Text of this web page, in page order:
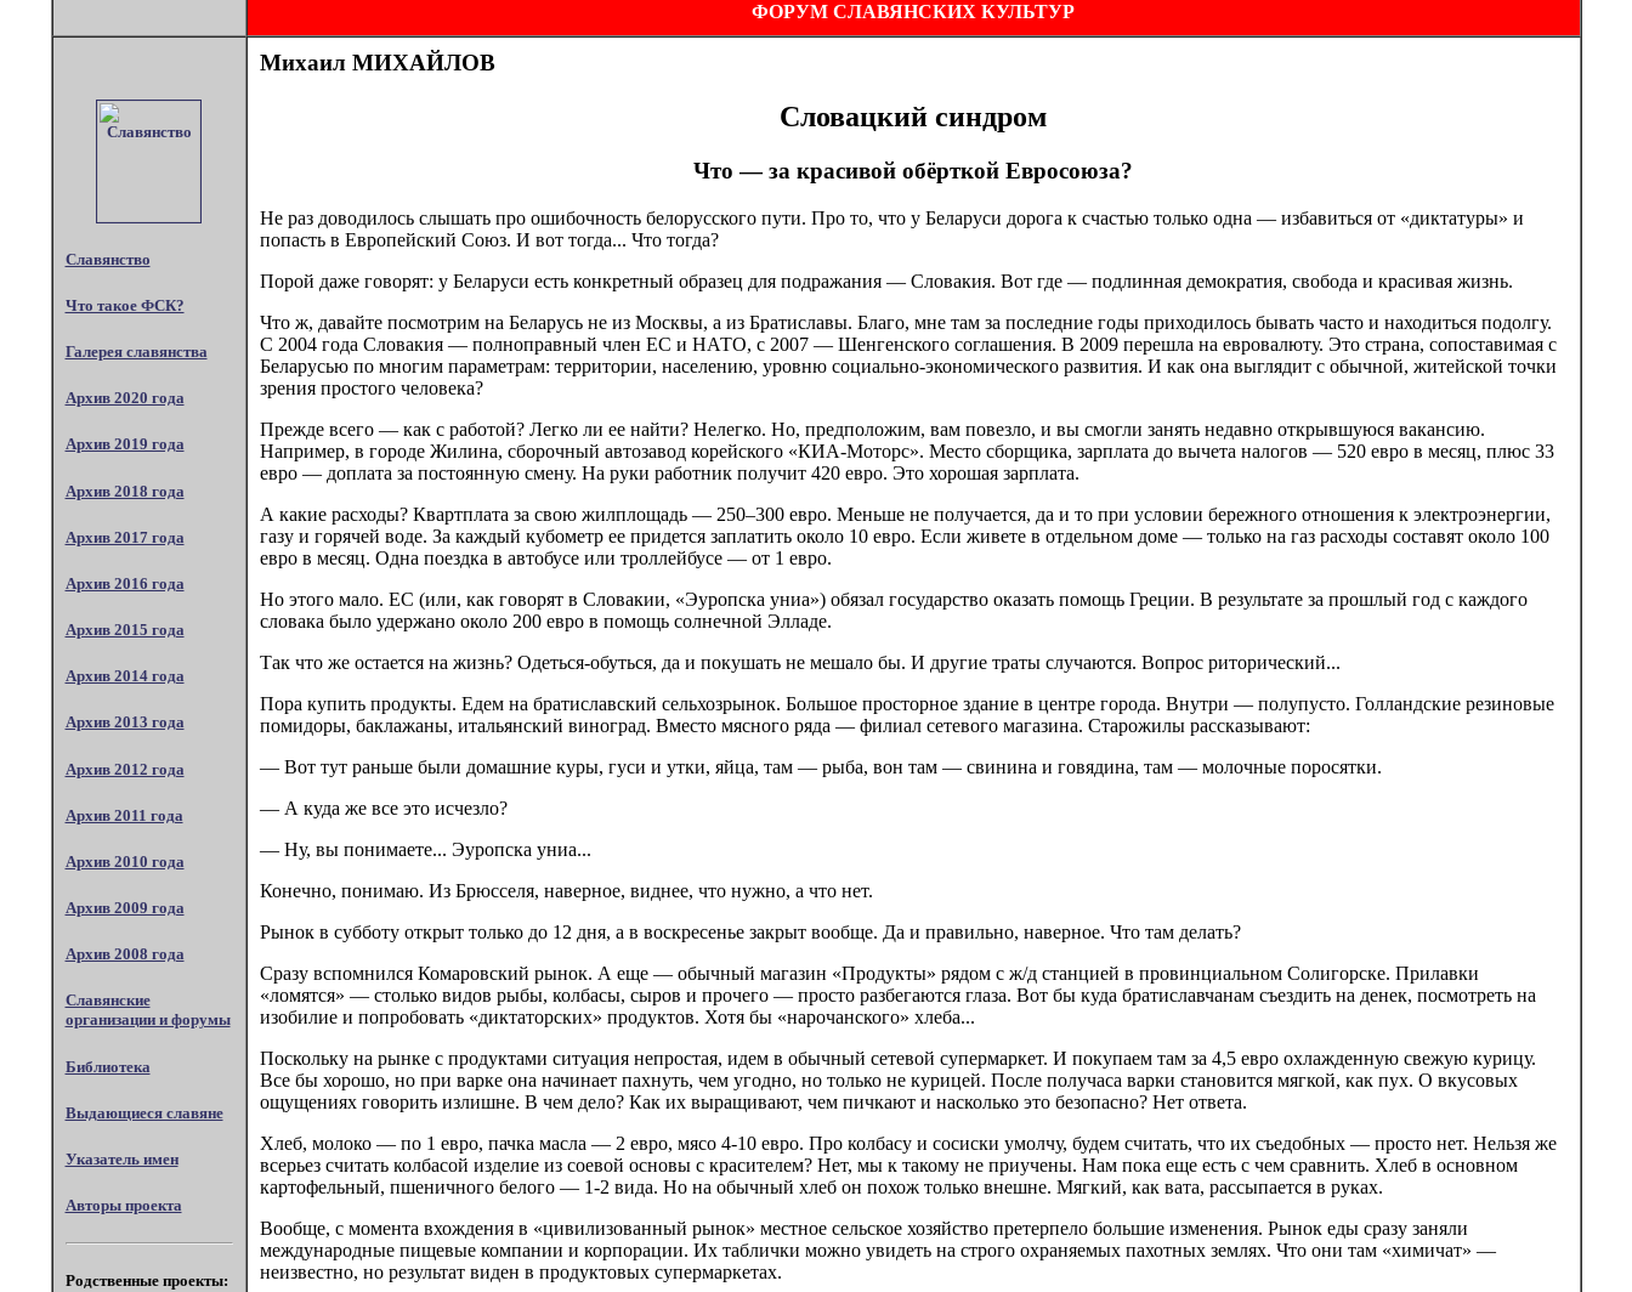
ФОРУМ СЛАВЯНСКИХ КУЛЬТУР
Славянство
Что такое ФСК?
Галерея славянства
Архив 2020 года
Архив 2019 года
Архив 2018 года
Архив 2017 года
Архив 2016 года
Архив 2015 года
Архив 2014 года
Архив 2013 года
Архив 2012 года
Архив 2011 года
Архив 2010 года
Архив 2009 года
Архив 2008 года
Славянские
организации и форумы
Библиотека
Выдающиеся славяне
Указатель имен
Авторы проекта
Родственные проекты:
Михаил МИХАЙЛОВ
Словацкий синдром
Что — за красивой обёрткой Евросоюза?
Не раз доводилось слышать про ошибочность белорусского пути. Про то, что у Беларуси дорога к счастью только одна — избавиться от «диктатуры» и
попасть в Европейский Союз. И вот тогда... Что тогда?
Порой даже говорят: у Беларуси есть конкретный образец для подражания — Словакия. Вот где — подлинная демократия, свобода и красивая жизнь.
Что ж, давайте посмотрим на Беларусь не из Москвы, а из Братиславы. Благо, мне там за последние годы приходилось бывать часто и находиться подолгу.
С 2004 года Словакия — полноправный член ЕС и НАТО, с 2007 — Шенгенского соглашения. В 2009 перешла на евровалюту. Это страна, сопоставимая с
Беларусью по многим параметрам: территории, населению, уровню социально-экономического развития. И как она выглядит с обычной, житейской точки
зрения простого человека?
Прежде всего — как с работой? Легко ли ее найти? Нелегко. Но, предположим, вам повезло, и вы смогли занять недавно открывшуюся вакансию.
Например, в городе Жилина, сборочный автозавод корейского «КИА-Моторс». Место сборщика, зарплата до вычета налогов — 520 евро в месяц, плюс 33
евро — доплата за постоянную смену. На руки работник получит 420 евро. Это хорошая зарплата.
А какие расходы? Квартплата за свою жилплощадь — 250–300 евро. Меньше не получается, да и то при условии бережного отношения к электроэнергии,
газу и горячей воде. За каждый кубометр ее придется заплатить около 10 евро. Если живете в отдельном доме — только на газ расходы составят около 100
евро в месяц. Одна поездка в автобусе или троллейбусе — от 1 евро.
Но этого мало. ЕС (или, как говорят в Словакии, «Эуропска униа») обязал государство оказать помощь Греции. В результате за прошлый год с каждого
словака было удержано около 200 евро в помощь солнечной Элладе.
Так что же остается на жизнь? Одеться-обуться, да и покушать не мешало бы. И другие траты случаются. Вопрос риторический...
Пора купить продукты. Едем на братиславский сельхозрынок. Большое просторное здание в центре города. Внутри — полупусто. Голландские резиновые
помидоры, баклажаны, итальянский виноград. Вместо мясного ряда — филиал сетевого магазина. Старожилы рассказывают:
— Вот тут раньше были домашние куры, гуси и утки, яйца, там — рыба, вон там — свинина и говядина, там — молочные поросятки.
— А куда же все это исчезло?
— Ну, вы понимаете... Эуропска униа...
Конечно, понимаю. Из Брюсселя, наверное, виднее, что нужно, а что нет.
Рынок в субботу открыт только до 12 дня, а в воскресенье закрыт вообще. Да и правильно, наверное. Что там делать?
Сразу вспомнился Комаровский рынок. А еще — обычный магазин «Продукты» рядом с ж/д станцией в провинциальном Солигорске. Прилавки
«ломятся» — столько видов рыбы, колбасы, сыров и прочего — просто разбегаются глаза. Вот бы куда братиславчанам съездить на денек, посмотреть на
изобилие и попробовать «диктаторских» продуктов. Хотя бы «нарочанского» хлеба...
Поскольку на рынке с продуктами ситуация непростая, идем в обычный сетевой супермаркет. И покупаем там за 4,5 евро охлажденную свежую курицу.
Все бы хорошо, но при варке она начинает пахнуть, чем угодно, но только не курицей. После получаса варки становится мягкой, как пух. О вкусовых
ощущениях говорить излишне. В чем дело? Как их выращивают, чем пичкают и насколько это безопасно? Нет ответа.
Хлеб, молоко — по 1 евро, пачка масла — 2 евро, мясо 4-10 евро. Про колбасу и сосиски умолчу, будем считать, что их съедобных — просто нет. Нельзя же
всерьез считать колбасой изделие из соевой основы с красителем? Нет, мы к такому не приучены. Нам пока еще есть с чем сравнить. Хлеб в основном
картофельный, пшеничного белого — 1-2 вида. Но на обычный хлеб он похож только внешне. Мягкий, как вата, рассыпается в руках.
Вообще, с момента вхождения в «цивилизованный рынок» местное сельское хозяйство претерпело большие изменения. Рынок еды сразу заняли
международные пищевые компании и корпорации. Их таблички можно увидеть на строго охраняемых пахотных землях. Что они там «химичат» —
неизвестно, но результат виден в продуктовых супермаркетах.